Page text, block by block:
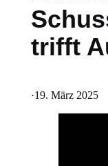
trifft
·19. März 2025